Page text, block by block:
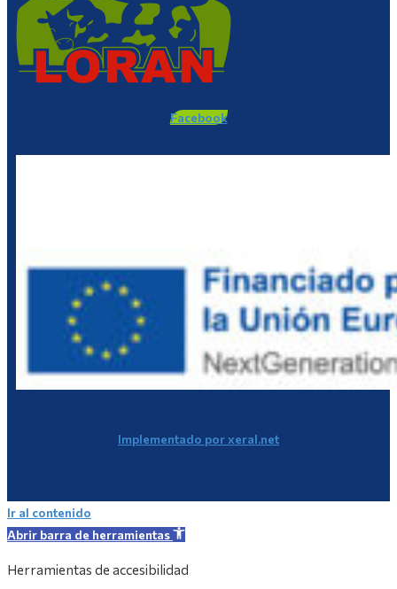
Facebook
Implementado por xeral.net
Ir al contenido
Abrir barra de herramientas
Herramientas de accesibilidad